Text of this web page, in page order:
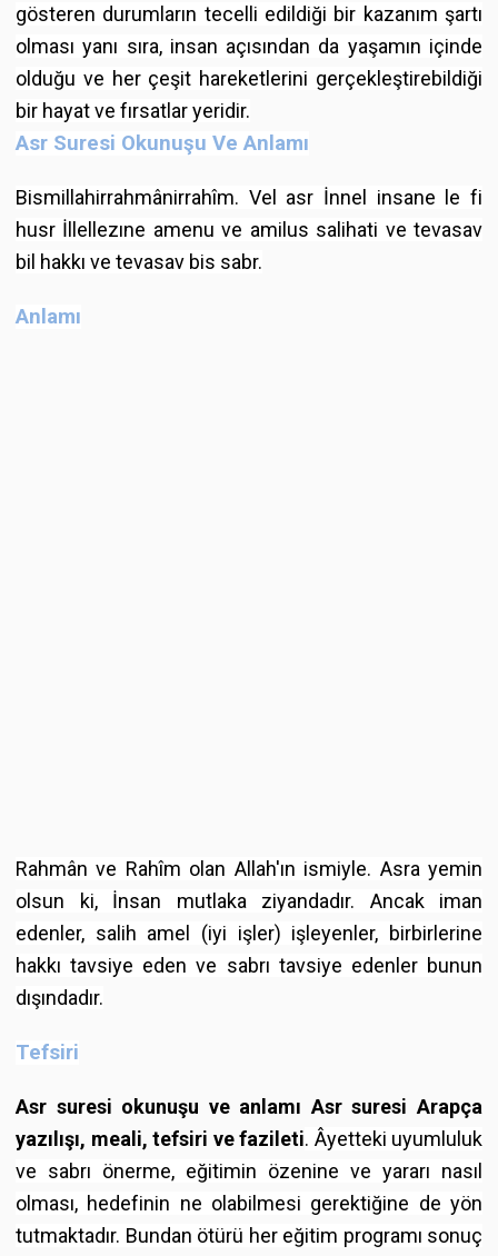
gösteren durumların tecelli edildiği bir kazanım şartı
olması yanı sıra, insan açısından da yaşamın içinde
olduğu ve her çeşit hareketlerini gerçekleştirebildiği
bir hayat ve fırsatlar yeridir.
Asr Suresi Okunuşu Ve Anlamı
Bismillahirrahmânirrahîm. Vel asr İnnel insane le fi
husr İllellezıne amenu ve amilus salihati ve tevasav
bil hakkı ve tevasav bis sabr.
Anlamı
Rahmân ve Rahîm olan Allah'ın ismiyle. Asra yemin
olsun ki, İnsan mutlaka ziyandadır. Ancak iman
edenler, salih amel (iyi işler) işleyenler, birbirlerine
hakkı tavsiye eden ve sabrı tavsiye edenler bunun
dışındadır.
Tefsiri
Asr suresi okunuşu ve anlamı Asr suresi Arapça
yazılışı, meali, tefsiri ve fazileti. Âyetteki uyumluluk
ve sabrı önerme, eğitimin özenine ve yararı nasıl
olması, hedefinin ne olabilmesi gerektiğine de yön
tutmaktadır. Bundan ötürü her eğitim programı sonuç